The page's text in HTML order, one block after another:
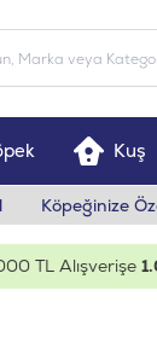
Kuş
Köpeğinize
Alışverişe1.000